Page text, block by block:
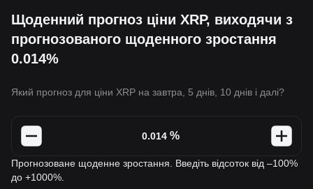
Щоденний прогноз ціни XRP, виходячи з
прогнозованого щоденного зростання
0.014%
Який прогноз для ціни XRP на завтра, 5 днів, 10 днів і далі?
%
Прогнозоване щоденне зростання. Введіть відсоток від –100%
до +1000%.